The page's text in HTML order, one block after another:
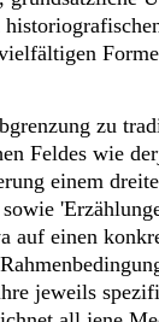
zu
Feldes wie
einem
sowie
auf einen
jeweils